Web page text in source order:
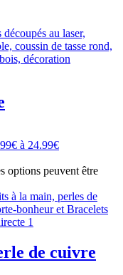
à 24.99€
options peuvent être
de cuivre